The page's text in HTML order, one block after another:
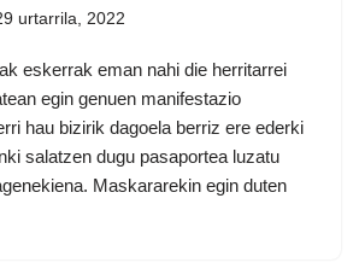
urtarrila, 2022
eskerrak eman nahi die herritarrei
egin genuen manifestazio
hau bizirik dagoela berriz ere ederki
salatzen dugu pasaportea luzatu
Maskararekin egin duten